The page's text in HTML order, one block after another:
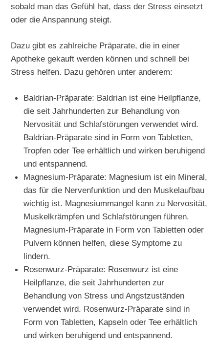
sobald man das Gefühl hat, dass der Stress einsetzt
oder die Anspannung steigt.
Dazu gibt es zahlreiche Präparate, die in einer
Apotheke gekauft werden können und schnell bei
Stress helfen. Dazu gehören unter anderem:
Baldrian-Präparate: Baldrian ist eine Heilpflanze,
die seit Jahrhunderten zur Behandlung von
Nervosität und Schlafstörungen verwendet wird.
Baldrian-Präparate sind in Form von Tabletten,
Tropfen oder Tee erhältlich und wirken beruhigend
und entspannend.
Magnesium-Präparate: Magnesium ist ein Mineral,
das für die Nervenfunktion und den Muskelaufbau
wichtig ist. Magnesiummangel kann zu Nervosität,
Muskelkrämpfen und Schlafstörungen führen.
Magnesium-Präparate in Form von Tabletten oder
Pulvern können helfen, diese Symptome zu
lindern.
Rosenwurz-Präparate: Rosenwurz ist eine
Heilpflanze, die seit Jahrhunderten zur
Behandlung von Stress und Angstzuständen
verwendet wird. Rosenwurz-Präparate sind in
Form von Tabletten, Kapseln oder Tee erhältlich
und wirken beruhigend und entspannend.